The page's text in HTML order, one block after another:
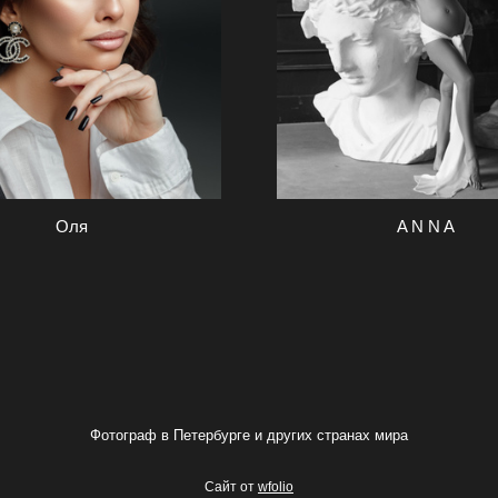
Оля A N N A
Фотограф в Петербурге и других странах мира
Сайт от wfolio